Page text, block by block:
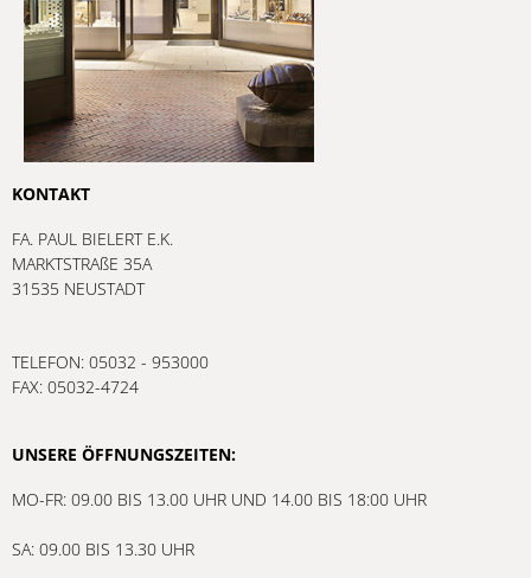
KONTAKT
FA. PAUL BIELERT E.K.
MARKTSTRAßE 35A
31535 NEUSTADT
TELEFON: 05032 - 953000
FAX: 05032-4724
UNSERE ÖFFNUNGSZEITEN:
MO-FR: 09.00 BIS 13.00 UHR UND 14.00 BIS 18:00 UHR
SA: 09.00 BIS 13.30 UHR